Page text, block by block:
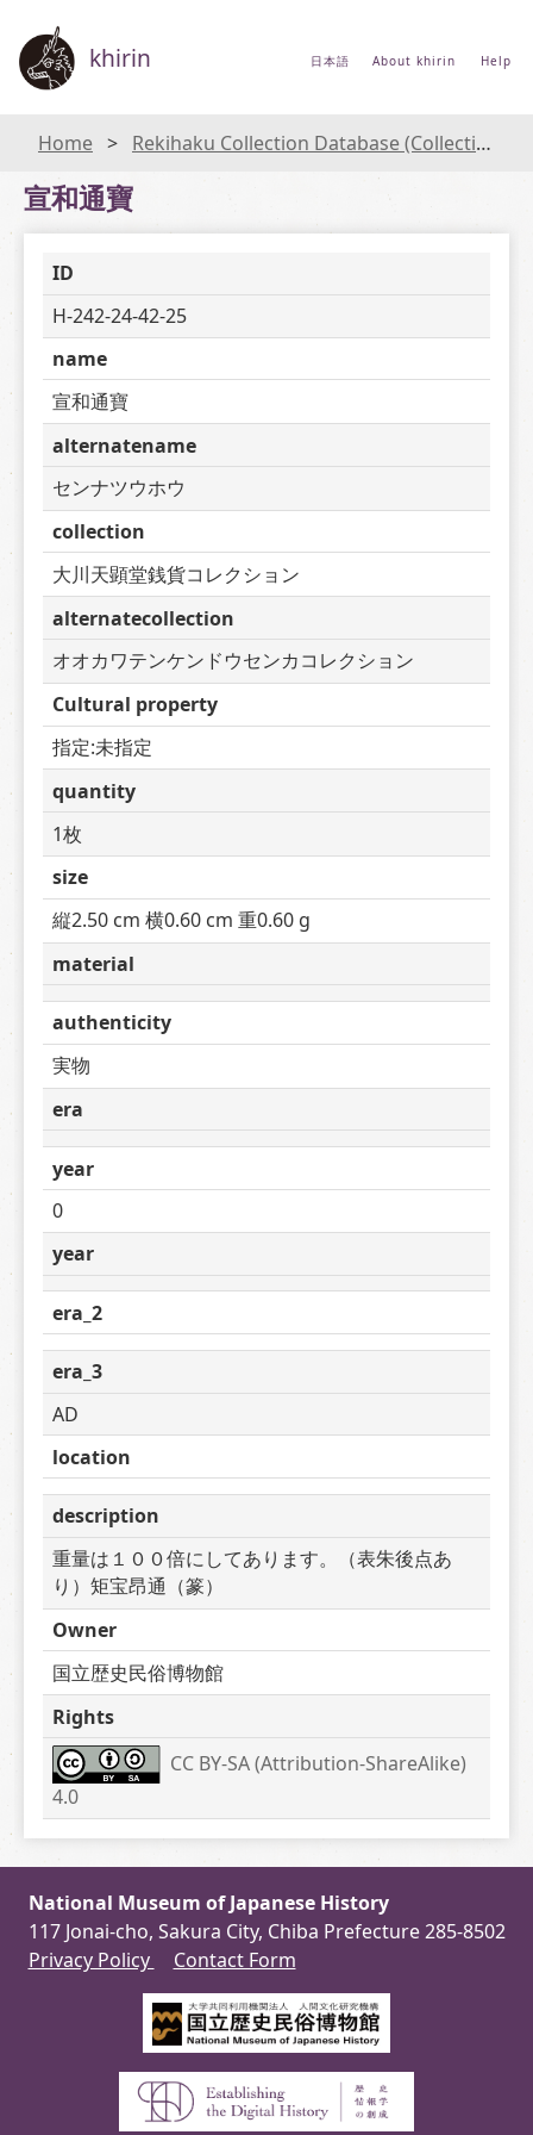
khirin 日本語 About khirin Help
Home Rekihaku Collection Database (Collections Database of the National Museum of Japanese History)
宣和通寶
ID
H-242-24-42-25
name
宣和通寶
alternatename
センナツウホウ
collection
大川天顕堂銭貨コレクション
alternatecollection
オオカワテンケンドウセンカコレクション
Cultural property
指定:未指定
quantity
1枚
size
縦2.50 cm 横0.60 cm 重0.60 g
material
authenticity
実物
era
year
0
year
era_2
era_3
AD
location
description
重量は１００倍にしてあります。（表朱後点あ
り）矩宝昂通（篆）
Owner
国立歴史民俗博物館
Rights
CC BY-SA (Attribution-ShareAlike)
4.0
National Museum of Japanese History
117 Jonai-cho, Sakura City, Chiba Prefecture 285-8502
Privacy Policy
Contact Form